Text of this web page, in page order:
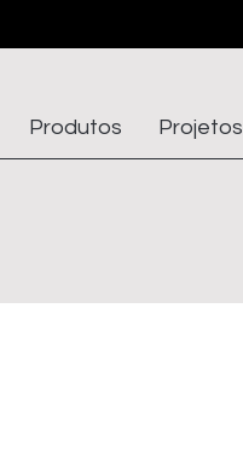
Produtos Projetos